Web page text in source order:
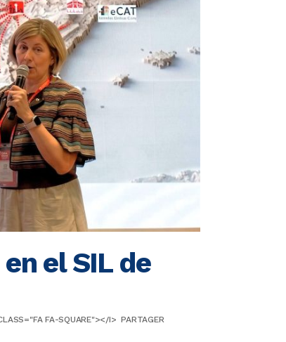
el SIL de
FA-SQUARE"></I> PARTAGER